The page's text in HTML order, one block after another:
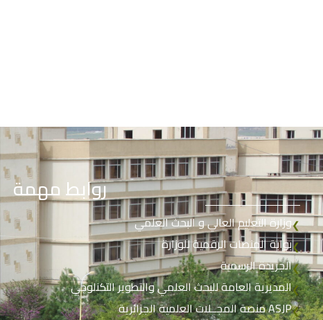
روابط مهمة
❮وزارة التعليم العالي و البحث العلمي
❮بوابة المنصات الرقمية للوزارة
❮الجريدة الرسمية
❮المديرية العامة للبحث العلمي والتطوير التكنلوجي
❮منصة المجــلات العلمية الجزائرية ASJP